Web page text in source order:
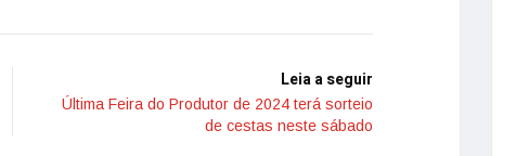
Leia a seguir
Última Feira do Produtor de 2024 terá sorteio
de cestas neste sábado